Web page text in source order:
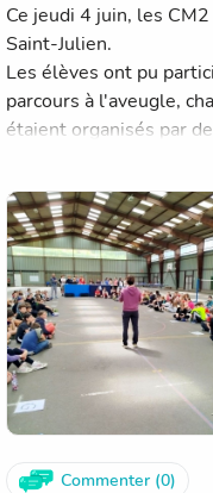
Ce jeudi 4 juin, les
Saint-Julien.
Les élèves ont pu
parcours à l'aveugle,
étaient organisés par
A la fin de l'après-
Voici quelques photos
Commenter (0)